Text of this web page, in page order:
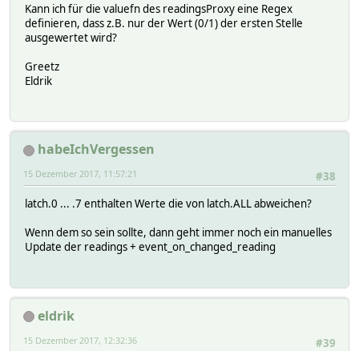
Kann ich für die valuefn des readingsProxy eine Regex
definieren, dass z.B. nur der Wert (0/1) der ersten Stelle
ausgewertet wird?
Greetz
Eldrik
habeIchVergessen
#38
15 Dezember 2017, 11:57:21
latch.0 ... .7 enthalten Werte die von latch.ALL abweichen?
Wenn dem so sein sollte, dann geht immer noch ein manuelles
Update der readings + event_on_changed_reading
eldrik
#39
15 Dezember 2017, 12:32:36